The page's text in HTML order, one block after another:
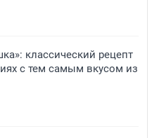
классический рецепт
с тем самым вкусом из